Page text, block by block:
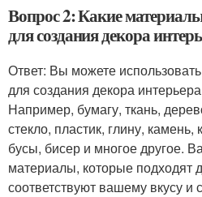
Вопрос 2: Какие
для создания декора
Ответ: Вы можете
для создания декора
Например, бумагу, ткань,
стекло, пластик, глину,
бусы, бисер и многое другое.
материалы, которые подходят
соответствуют вашему вкусу и